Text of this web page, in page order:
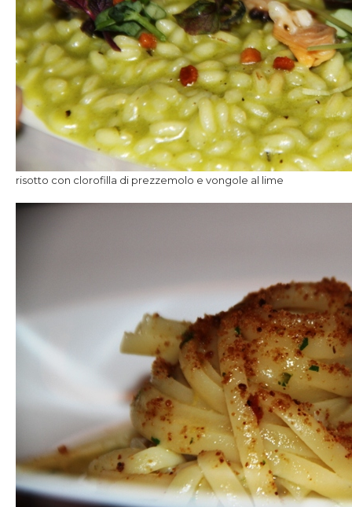
risotto con clorofilla di prezzemolo e vongole al lime